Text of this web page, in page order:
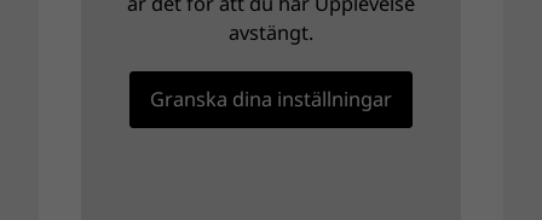
avstängt.
Granska dina inställningar